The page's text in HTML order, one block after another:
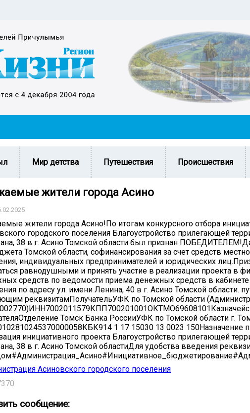
Мир детства Путешествия Происшествия
жители города Асино
жители города Асино!По итогам конкурсного отбора
городского поселения Благоустройство прилегающей
38 в г. Асино Томской области был признан
Томской области, софинансирования за счет средств
индивидуальных предпринимателей и юридических
равнодушными и принять участие в реализации проекта в
средств по ведомости приема денежных средств в
по адресу ул. имени Ленина, 40 в г. Асино Томской области.
реквизитамПолучательУФК по Томской области
Томск Банка РоссииУФК по Томской области г.
1 17 15030 13 0023
инициативного проекта Благоустройство прилегающей
38 в г. Асино Томской областиДля удобства введения
Асиновского городского поселения
сообщение: